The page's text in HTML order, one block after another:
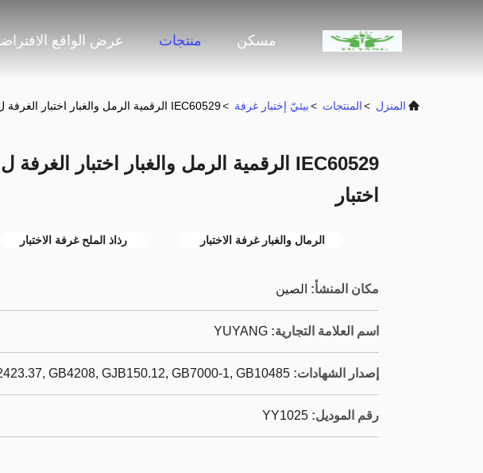
مسكن منتجات عرض الواقع
المنزل >المنتجات >بيئيّ إختبار غرفة >IEC60529 الرقمية الرمل والغبار اختبار الغرفة ل IPX1 - 8 اختبار
اختبار
الرمال والغبار غرفة الاختبار رذاذ الملح غرفة الاختبار
مكان المنشأ: الصين
اسم العلامة التجارية: YUYANG
إصدار الشهادات: GB4208, GJB150.12, GB7000-1, GB10485
رقم الموديل: YY1025